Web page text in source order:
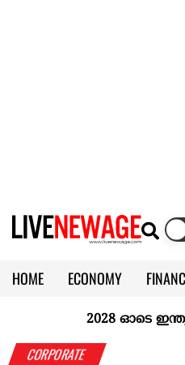
HOME ECONOMY
KERALA @70
2028 ഓടെ ഇന്ത്യ
CORPORATE